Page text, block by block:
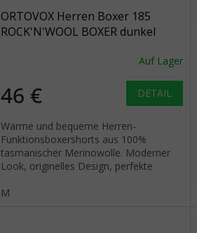
ORTOVOX Herren Boxer 185
ROCK'N'WOOL BOXER dunkel
Auf Lager
46 € DETAIL
Warme und bequeme Herren-
Funktionsboxershorts aus 100%
tasmanischer Merinowolle. Moderner
Look, originelles Design, perfekte
M